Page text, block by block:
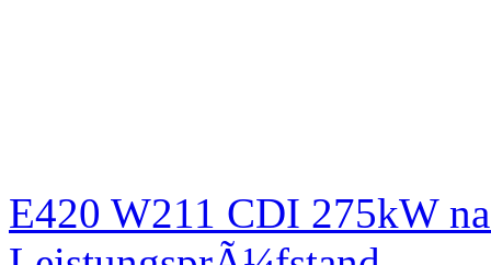
E420 W211 CDI 275kW